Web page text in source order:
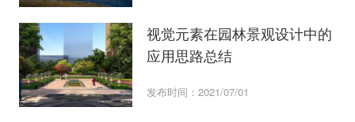
视觉元素在园林景观设计中的
应用思路总结
发布时间：2021/07/01